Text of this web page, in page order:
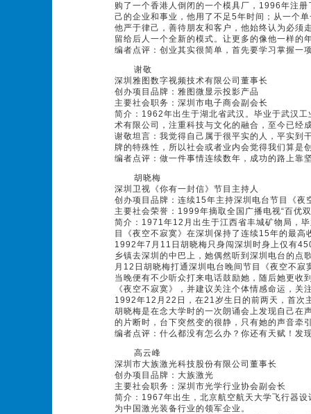
购了一个香港人倒闭的一个模具厂，1996年注
己的企业和事业，他用了不足5年时间；从一个
他严于律己，善待朋友和客户，他始终认为必须
留给后人一个全新的模式。让更多的像他一样的
编者点评：创业其实很简单，首先要学习掌握一
谢敬
深圳雅图数字视频技术有限公司董事长
创办项目品牌：雅图微显示投影产品
主要社会职务：深圳市电子商会副会长
简介：1962年出生于湖北省武汉。毕业于武汉
术有限公司，注重科技与文化的融合，至今已经
谢敬坦言：我觉得自己属于很平实的人，平实到
牌的特殊性，所以社会或者业内会觉得我们算是
编者点评：做一件事情连续数年，成功的路上靠
胡晓梅
深圳卫视《你有一封信》节目主持人
创办项目品牌：连续15年主持深圳电台节目《夜
主要社会荣誉：1999年摘取全国广播电视“百优
简介：1971年12月出生于江西省丰城矿物局，
目《夜空不寂寞》在深圳保持了连续15年的最高
1992年7月11日胡晓梅只身闯深圳时身上仅有
乡镇去深圳的中巴上，她偶然听到深圳电台的
月12日胡晓梅打通深圳电台晚间节目《夜空不
当晚便有不少听众打来电话鼓励她，随后她更收
《夜空不寂寞》，并建议关注个体情感命运，
1992年12月22日，在21岁生日的前两天，首次
胡晓梅是在念大学时的一次朗诵会上发现自己在
的片断时，台下突然变的很静，只有她的声音牵
编者点评：什么都没有怎么办？你还有天赋！发
高云峰
深圳市大族激光科技股份有限公司董事长
创办项目品牌：大族激光
主要社会职务：深圳市光学行业协会副会长
简介：1967年出生，北京航空航天大学飞行器
为中国激光装备行业的领军企业。